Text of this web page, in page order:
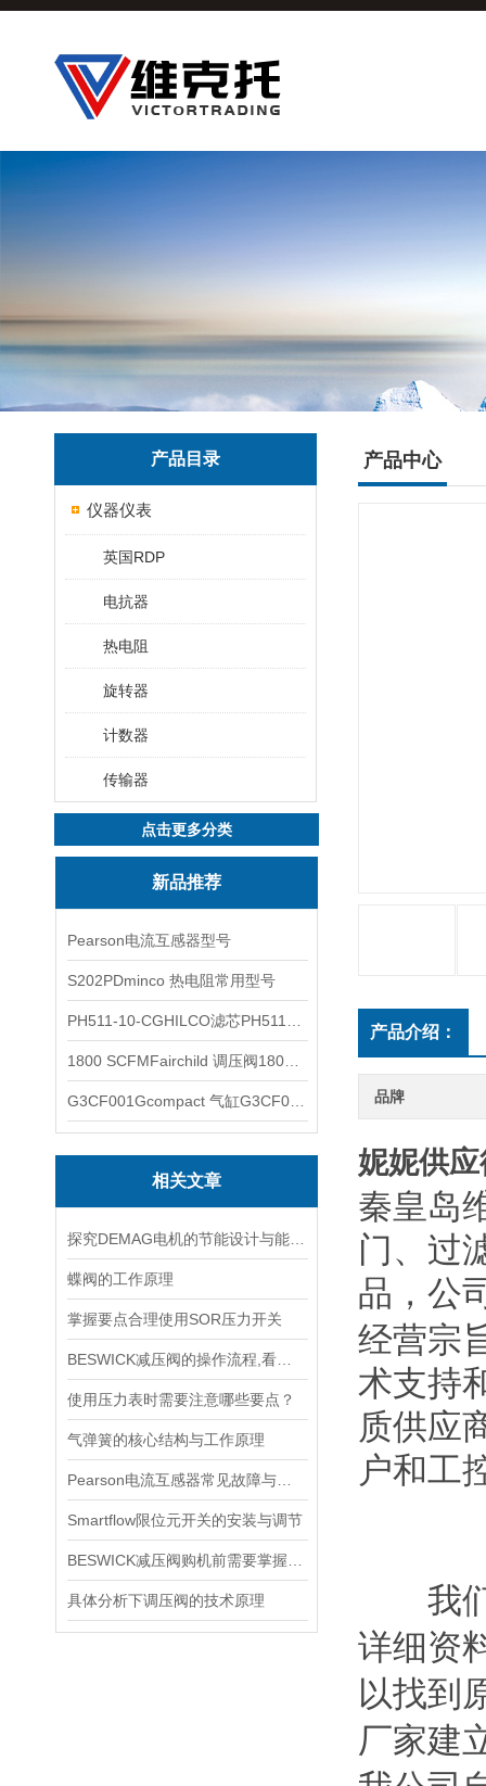
产品目录
仪器仪表
英国RDP
电抗器
热电阻
旋转器
计数器
传输器
点击更多分类
新品推荐
Pearson电流互感器型号
S202PDminco 热电阻常用型号
相关文章
蝶阀的工作原理
掌握要点合理使用SOR压力开关
使用压力表时需要注意哪些要点？
气弹簧的核心结构与工作原理
Smartflow限位元开关的安装与调节
具体分析下调压阀的技术原理
产品中心
产品介绍：
品牌
妮妮供
秦皇岛
门、过
品，公
经营宗
术支持
质供应
户和工
我们
详细资
以找到
厂家建